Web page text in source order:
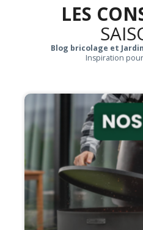
LES
Blog bricolage et
Inspiration